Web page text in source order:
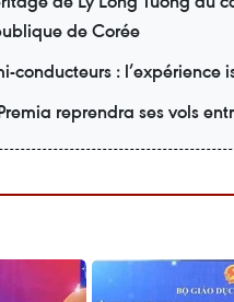
de Corée
conducteurs :
reprendra ses vols